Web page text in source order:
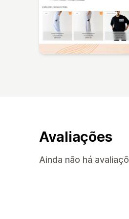
Avaliações
Ainda não há